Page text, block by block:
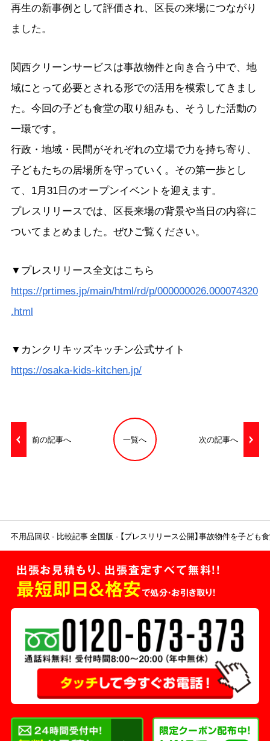
再生の新事例として評価され、区長の来場につながり
ました。
関西クリーンサービスは事故物件と向き合う中で、地
域にとって必要とされる形での活用を模索してきまし
た。今回の子ども食堂の取り組みも、そうした活動の
一環です。
行政・地域・民間がそれぞれの立場で力を持ち寄り、
子どもたちの居場所を守っていく。その第一歩とし
て、1月31日のオープンイベントを迎えます。
プレスリリースでは、区長来場の背景や当日の内容に
ついてまとめました。ぜひご覧ください。
▼プレスリリース全文はこちら
https://prtimes.jp/main/html/rd/p/000000026.000074320
.html
▼カンクリキッズキッチン公式サイト
https://osaka-kids-kitchen.jp/
前の記事へ 一覧へ 次の記事へ
不用品回収 比較記事 全国版 【プレスリリース公開】事故物件を子ど
出張お見積もり、出張査定すべて無料!!
最短即日＆格安で処分・お引き取り！